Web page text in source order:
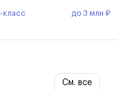
класс до 3 млн ₽
См. все